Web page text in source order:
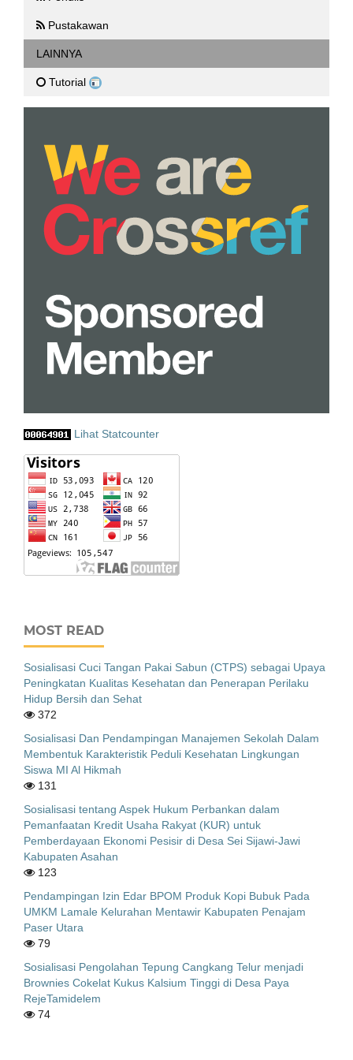
Pustakawan
LAINNYA
Tutorial
Lihat Statcounter
MOST READ
Sosialisasi Cuci Tangan Pakai Sabun (CTPS) sebagai Upaya
Peningkatan Kualitas Kesehatan dan Penerapan Perilaku
Hidup Bersih dan Sehat
372
Sosialisasi Dan Pendampingan Manajemen Sekolah Dalam
Membentuk Karakteristik Peduli Kesehatan Lingkungan
Siswa MI Al Hikmah
131
Sosialisasi tentang Aspek Hukum Perbankan dalam
Pemanfaatan Kredit Usaha Rakyat (KUR) untuk
Pemberdayaan Ekonomi Pesisir di Desa Sei Sijawi-Jawi
Kabupaten Asahan
123
Pendampingan Izin Edar BPOM Produk Kopi Bubuk Pada
UMKM Lamale Kelurahan Mentawir Kabupaten Penajam
Paser Utara
79
Sosialisasi Pengolahan Tepung Cangkang Telur menjadi
Brownies Cokelat Kukus Kalsium Tinggi di Desa Paya
RejeTamidelem
74